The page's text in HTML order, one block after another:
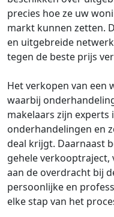
precies hoe ze uw
markt kunnen zetten.
en uitgebreide
tegen de beste prijs
Het verkopen van een
waarbij
makelaars zijn experts
onderhandelingen en
deal krijgt. Daarnaast
gehele
aan de overdracht bij
persoonlijke en
elke stap van het